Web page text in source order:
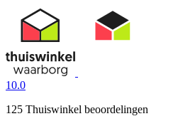
10.0
125 Thuiswinkel beoordelingen